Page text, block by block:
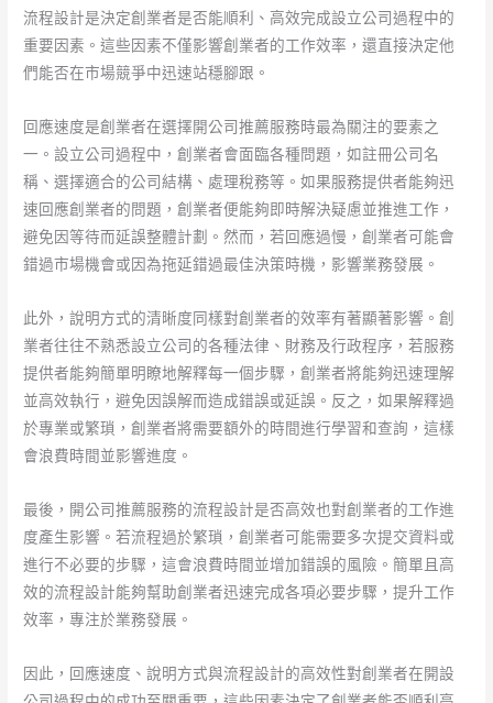
流程設計是決定創業者是否能順利、高效完成設立公司過程中的
重要因素。這些因素不僅影響創業者的工作效率，還直接決定他
們能否在市場競爭中迅速站穩腳跟。
回應速度是創業者在選擇開公司推薦服務時最為關注的要素之
一。設立公司過程中，創業者會面臨各種問題，如註冊公司名
稱、選擇適合的公司結構、處理稅務等。如果服務提供者能夠迅
速回應創業者的問題，創業者便能夠即時解決疑慮並推進工作，
避免因等待而延誤整體計劃。然而，若回應過慢，創業者可能會
錯過市場機會或因為拖延錯過最佳決策時機，影響業務發展。
此外，說明方式的清晰度同樣對創業者的效率有著顯著影響。創
業者往往不熟悉設立公司的各種法律、財務及行政程序，若服務
提供者能夠簡單明瞭地解釋每一個步驟，創業者將能夠迅速理解
並高效執行，避免因誤解而造成錯誤或延誤。反之，如果解釋過
於專業或繁瑣，創業者將需要額外的時間進行學習和查詢，這樣
會浪費時間並影響進度。
最後，開公司推薦服務的流程設計是否高效也對創業者的工作進
度產生影響。若流程過於繁瑣，創業者可能需要多次提交資料或
進行不必要的步驟，這會浪費時間並增加錯誤的風險。簡單且高
效的流程設計能夠幫助創業者迅速完成各項必要步驟，提升工作
效率，專注於業務發展。
因此，回應速度、說明方式與流程設計的高效性對創業者在開設